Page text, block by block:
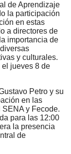
de Aprendizaje
la participación
en estas
a directores de
importancia de
y culturales.
el jueves 8 de
Petro y su
en las
y Fecode.
para las 12:00
la presencia
de